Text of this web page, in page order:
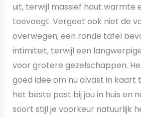
uit, terwijl massief hout warmte
toevoegt. Vergeet ook niet de
overwegen; een ronde tafel
intimiteit, terwijl een
voor grotere gezelschappen.
goed idee om nu alvast in kaart
het beste past bij jou in huis en
soort stijl je voorkeur natuurlijk